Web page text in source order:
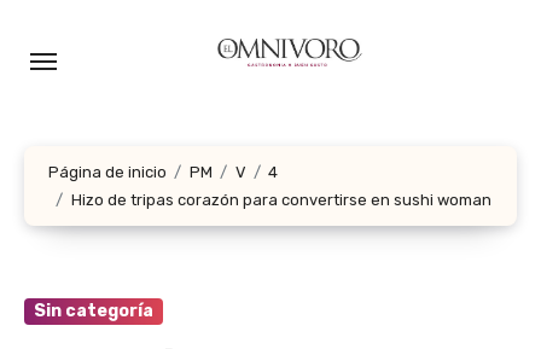
Página de inicio PM V
4
Hizo de tripas corazón para convertirse en sushi woman
Sin categoría